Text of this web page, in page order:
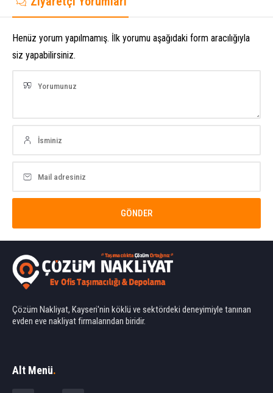
Henüz yorum yapılmamış. İlk yorumu aşağıdaki form aracılığıyla
siz yapabilirsiniz.
Çözüm Nakliyat, Kayseri'nin köklü ve sektördeki deneyimiyle tanınan
evden eve nakliyat firmalarından biridir.
Alt Menü.